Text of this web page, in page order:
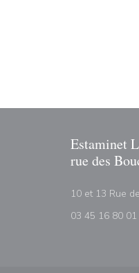
Estaminet
rue des
10 et 13 Rue
03 45 16 80 01